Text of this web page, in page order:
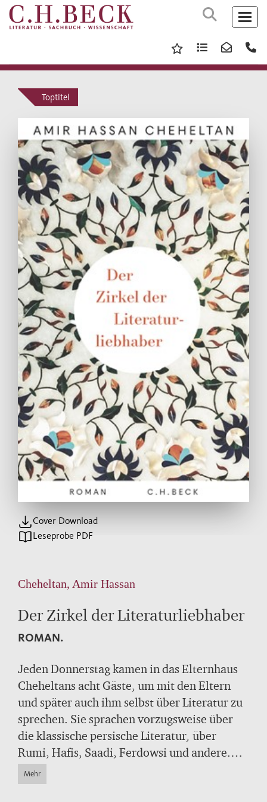
Toptitel
Cover Download
Leseprobe PDF
Cheheltan, Amir Hassan
Der Zirkel der Literaturliebhaber
ROMAN.
Jeden Donnerstag kamen in das Elternhaus
Cheheltans acht Gäste, um mit den Eltern
und später auch ihm selbst über Literatur zu
sprechen. Sie sprachen vorzugsweise über
die klassische persische Literatur, über
Rumi, Hafis, Saadi, Ferdowsi und andere.
Über Jahre hielten diese Treffen an und
eröffneten einen Raum der Sprache, der
Mehr